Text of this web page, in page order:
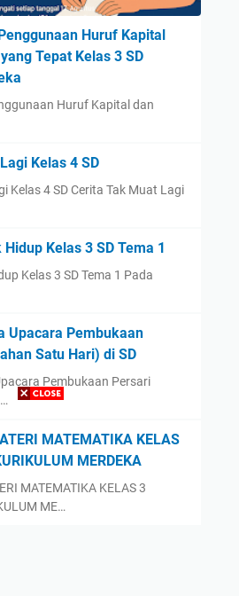
Huruf Kapital
Tepat Kelas 3 SD
Huruf Kapital dan
Kelas 4 SD
Kelas 4 SD Cerita Tak Muat Lagi
Kelas 3 SD Tema 1
Kelas 3 SD Tema 1 Pada
Upacara Pembukaan
Satu Hari) di SD
Pembukaan Persari
MATEMATIKA KELAS
MERDEKA
MATEMATIKA KELAS 3
ME…